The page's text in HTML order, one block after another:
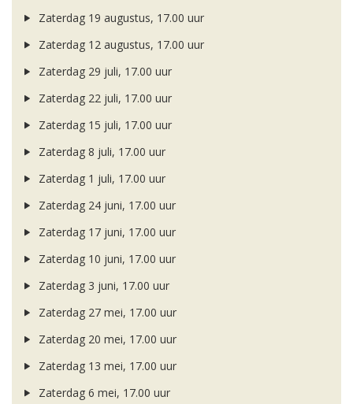
Zaterdag 19 augustus, 17.00 uur
Zaterdag 12 augustus, 17.00 uur
Zaterdag 29 juli, 17.00 uur
Zaterdag 22 juli, 17.00 uur
Zaterdag 15 juli, 17.00 uur
Zaterdag 8 juli, 17.00 uur
Zaterdag 1 juli, 17.00 uur
Zaterdag 24 juni, 17.00 uur
Zaterdag 17 juni, 17.00 uur
Zaterdag 10 juni, 17.00 uur
Zaterdag 3 juni, 17.00 uur
Zaterdag 27 mei, 17.00 uur
Zaterdag 20 mei, 17.00 uur
Zaterdag 13 mei, 17.00 uur
Zaterdag 6 mei, 17.00 uur